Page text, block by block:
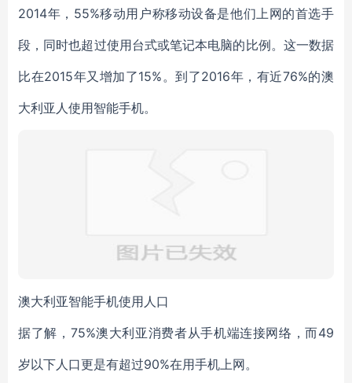
2014年，55%移动用户称移动设备是他们上网的首选手
段，同时也超过使用台式或笔记本电脑的比例。这一数据
比在2015年又增加了15%。到了2016年，有近76%的澳
大利亚人使用智能手机。
澳大利亚智能手机使用人口
据了解，75%澳大利亚消费者从手机端连接网络，而49
岁以下人口更是有超过90%在用手机上网。